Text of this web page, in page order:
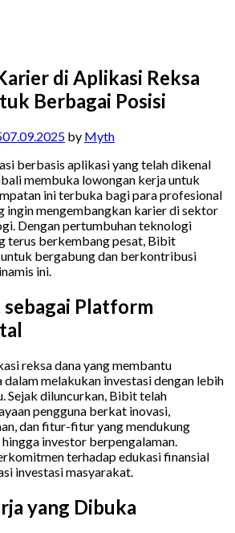
di Aplikasi Reksa
Berbagai Posisi
07.09.2025 by Myth
berbasis aplikasi yang telah dikenal
membuka lowongan kerja untuk
ini terbuka bagi para profesional
ingin mengembangkan karier di sektor
Dengan pertumbuhan teknologi
terus berkembang pesat, Bibit
bergabung dan berkontribusi
ini.
Platform
reksa dana yang membantu
melakukan investasi dengan lebih
Sejak diluncurkan, Bibit telah
pengguna berkat inovasi,
dan fitur-fitur yang mendukung
investor berpengalaman.
terhadap edukasi finansial
investasi masyarakat.
yang Dibuka